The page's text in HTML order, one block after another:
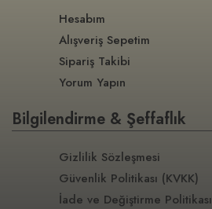
Hesabım
Alışveriş Sepetim
Sipariş Takibi
Yorum Yapın
Bilgilendirme & Şeffaflık
Gizlilik Sözleşmesi
Güvenlik Politikası (KVKK)
İade ve Değiştirme Politikası